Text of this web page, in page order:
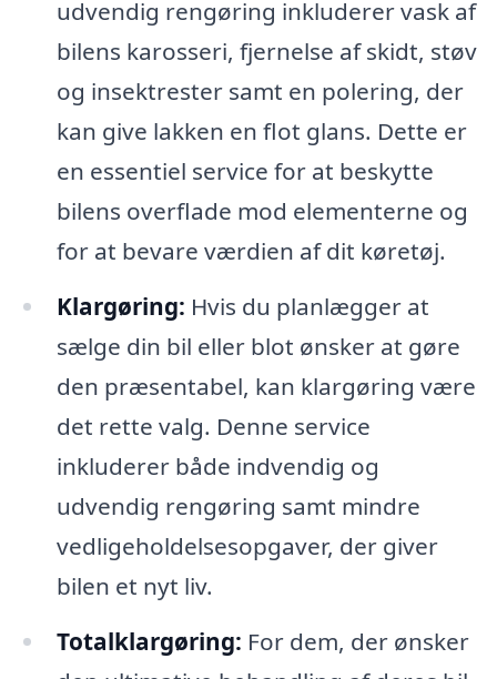
udvendig rengøring inkluderer vask af
bilens karosseri, fjernelse af skidt, støv
og insektrester samt en polering, der
kan give lakken en flot glans. Dette er
en essentiel service for at beskytte
bilens overflade mod elementerne og
for at bevare værdien af dit køretøj.
Klargøring: Hvis du planlægger at
sælge din bil eller blot ønsker at gøre
den præsentabel, kan klargøring være
det rette valg. Denne service
inkluderer både indvendig og
udvendig rengøring samt mindre
vedligeholdelsesopgaver, der giver
bilen et nyt liv.
Totalklargøring: For dem, der ønsker